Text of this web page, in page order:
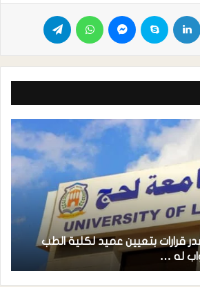
قرارات بتعيين عميد لكلية الطب
له …